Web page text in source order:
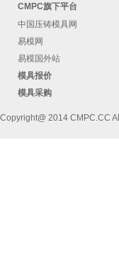
CMPC旗下平台
中国压铸模具网
易模网
易模国外站
模具报价
模具采购
Copyright@ 2014 CMPC.CC